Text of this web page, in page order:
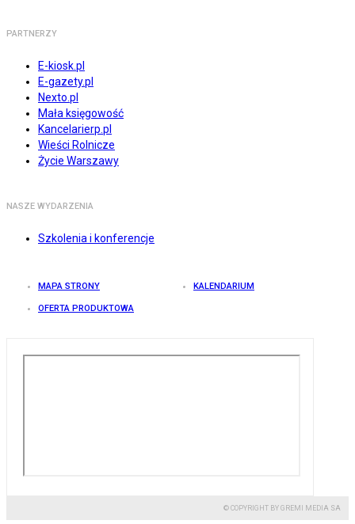
PARTNERZY
E-kiosk.pl
E-gazety.pl
Nexto.pl
Mała księgowość
Kancelarierp.pl
Wieści Rolnicze
Życie Warszawy
NASZE WYDARZENIA
Szkolenia i konferencje
MAPA STRONY KALENDARIUM
OFERTA PRODUKTOWA
© COPYRIGHT BY GREMI MEDIA SA